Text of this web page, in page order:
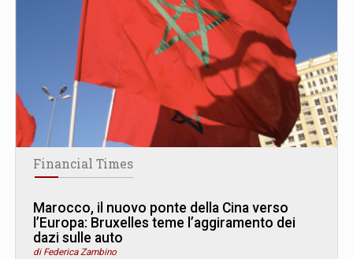
Financial Times
Marocco, il nuovo ponte della Cina verso
l’Europa: Bruxelles teme l’aggiramento dei
dazi sulle auto
di Federica Zambino